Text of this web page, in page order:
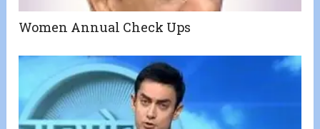
Women Annual Check Ups